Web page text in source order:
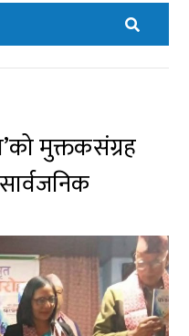
मुक्तकसंग्रह